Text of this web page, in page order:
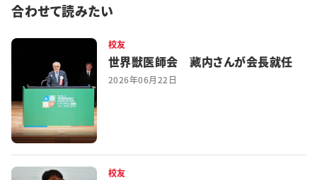
合わせて読みたい
校友
世界獣医師会 藏内さんが会長就任
2026年06月22日
校友